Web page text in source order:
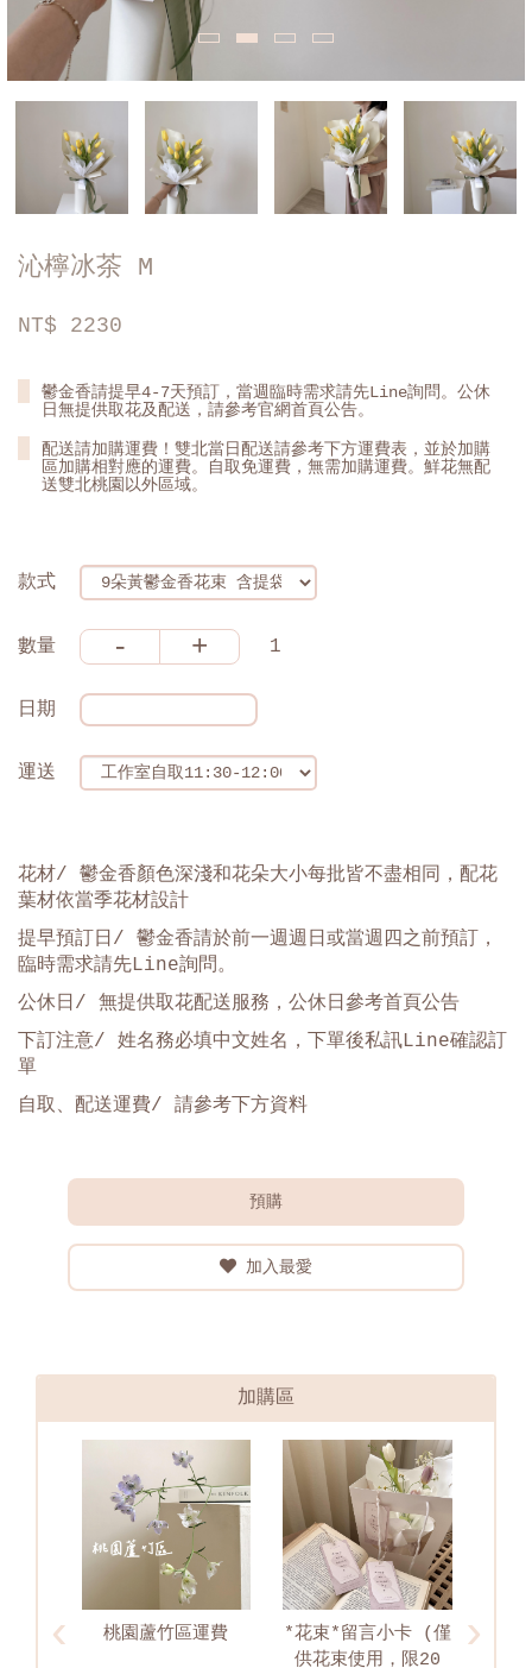
沁檸冰茶 M
NT$ 2230
鬱金香請提早4-7天預訂，當週臨時需求請先Line詢問。公休
日無提供取花及配送，請參考官網首頁公告。
配送請加購運費！雙北當日配送請參考下方運費表，並於加購
區加購相對應的運費。自取免運費，無需加購運費。鮮花無配
送雙北桃園以外區域。
款式
數量 - + 1
日期
運送
花材/ 鬱金香顏色深淺和花朵大小每批皆不盡相同，配花
葉材依當季花材設計
提早預訂日 / 鬱金香請於前一週週日或當週四之前預訂，
臨時需求請先Line詢問。
公休日/ 無提供取花配送服務，公休日參考首頁公告
下訂注意/ 姓名務必填中文姓名，下單後私訊Line確認訂
單
自取、配送運費/ 請參考下方資料
預購
加入最愛
加購區
*花束*留言小卡 (僅
淡水區配送運費
‹ ›